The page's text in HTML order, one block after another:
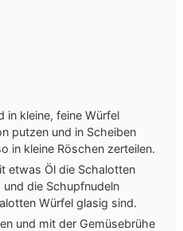
in kleine, feine Würfel
putzen und in Scheiben
in kleine Röschen zerteilen.
etwas Öl die Schalotten
die Schupfnudeln
Würfel glasig sind.
und mit der Gemüsebrühe